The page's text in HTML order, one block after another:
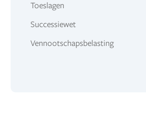
Toeslagen
Successiewet
Vennootschapsbelasting